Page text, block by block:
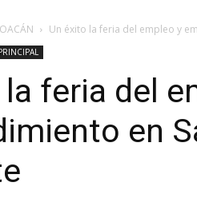
Un éxito la feria del empleo y
feria del
en